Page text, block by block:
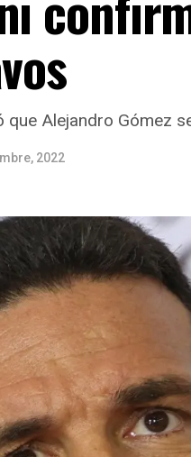
que Alejandro Gómez
2022